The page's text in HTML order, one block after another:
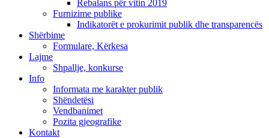
Rebalans për vitin 2019
Furnizime publike
Indikatorët e prokurimit publik dhe transparencës
Shërbime
Formulare, Kërkesa
Lajme
Shpallje, konkurse
Info
Informata me karakter publik
Shëndetësi
Vendbanimet
Pozita gjeografike
Kontakt